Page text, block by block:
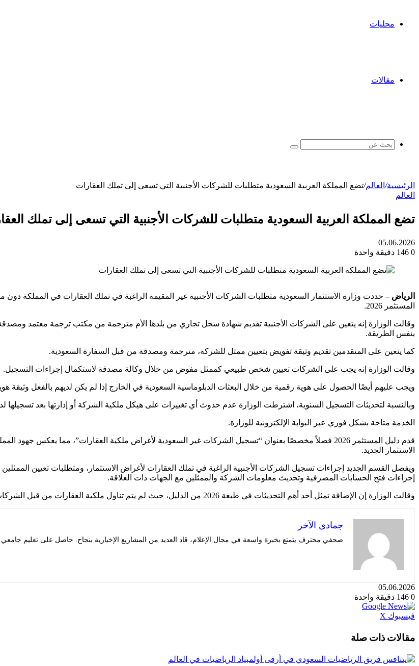
محليات
مقالات
بحث
الرئيسية/ العالم/تضع المملكة العربية السعودية متطلبات للشركات الأجنبية التي تسعى إلى تملك العقارات
العالم
تضع المملكة العربية السعودية متطلبات للشركات الأجنبية التي تسعى إلى تملك
05.06.2026
0
دقيقة واحدة
الرياض –حددت وزارة الاستثمار السعودية متطلبات الشركات الأجنبية غير المقيمة الراغبة في تملك العقارات في المملكة
المستثمر 2026.
وقالت الوزارة إنه يتعين على الشركات الأجنبية تقديم شهادة سجل تجاري من بلدها الأم مترجمة من مكتب ترجمة معتمد
بنفس الطريقة.
كما يتعين على المتقدمين تقديم وثيقة تفويض بتعيين ممثل للشركة، مترجمة ومصدقة من قبل السفارة السعودية.
وقالت الوزارة إنه يجب على الشركات تعيين شخص طبيعي كممثل مفوض من خلال وكالة مصدقة لاستكمال إجراءات التسجيل.
ويجب عليهم أيضًا الحصول على هوية رقمية من خلال البعثات الدبلوماسية السعودية في الخارج إذا لم يكن لديهم بالفعل وثيقة
وبالنسبة لتحديثات التسجيل السنوية، اشترطت الوزارة عدم حدوث أي تغييرات على هيكل ملكية الشركة أو إدارتها بعد تسجيلها
الخدمة متاحة بشكل فوري عبر البوابة الإلكترونية للوزارة.
قدم دليل المستثمر 2026 فصلاً مخصصًا بعنوان “تسجيل الشركات غير السعودية لأغراض ملكية العقارات”، مما يعكس
الاستثمار الجديد.
ويفصل القسم الجديد إجراءات تسجيل الشركات الأجنبية الراغبة في تملك العقارات لأغراض الاستثمار، ومتطلبات تعيين الممثلين
إجراءات فتح الحسابات المصرفية وتحديث معلومات الشركة والممثلين مع الجهات ذات العلاقة.
وقالت الوزارة إن الإضافة تمثل أحد أهم التحديثات في طبعة 2026 من الدليل، حيث لم يتم تناول ملكية العقارات من قبل الشركات الأجنبية من قبل بهذا المستوى من التفصيل والاستقلالية.
جمادى الآخر
صحفي محترف يتمتع بخبرة واسعة في مجال الإعلام، قاد العديد من المشاريع الإخبارية بنجاح. حاصل على تعليم
05.06.2026
0
دقيقة واحدة
فيسبوك X
البريد
مقالات ذات صلة